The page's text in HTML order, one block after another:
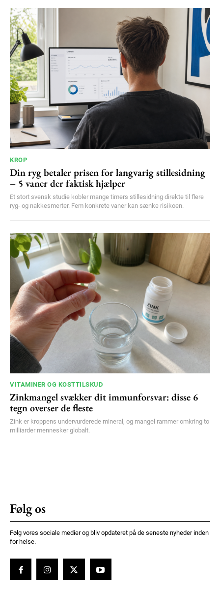
KROP
Din ryg betaler prisen for langvarig stillesidning
– 5 vaner der faktisk hjælper
Et stort svensk studie kobler mange timers stillesidning direkte til flere
ryg- og nakkesmerter. Fem konkrete vaner kan sænke risikoen.
VITAMINER OG KOSTTILSKUD
Zinkmangel svækker dit immunforsvar: disse 6
tegn overser de fleste
Zink er kroppens undervurderede mineral, og mangel rammer omkring to
milliarder mennesker globalt.
Følg os
Følg vores sociale medier og bliv opdateret på de seneste nyheder inden
for helse.